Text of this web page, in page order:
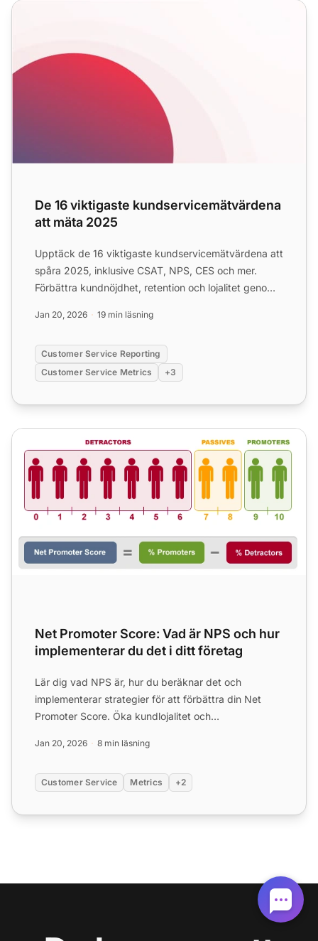
De 16 viktigaste kundservicemätvärdena att mäta 2025
De 16 viktigaste kundservicemätvärdena
att mäta 2025
Upptäck de 16 viktigaste kundservicemätvärdena att
spåra 2025, inklusive CSAT, NPS, CES och mer.
Förbättra kundnöjdhet, retention och lojalitet genom
Jan 20, 2026 19 min läsning
Customer Service Reporting
Customer Service Metrics
+3
Net Promoter Score: Vad är NPS och hur implementerar
Net Promoter Score: Vad är NPS och hur
implementerar du det i ditt företag
Lär dig vad NPS är, hur du beräknar det och
implementerar strategier för att förbättra din Net
Promoter Score. Öka kundlojalitet och
Jan 20, 2026 8 min läsning
Customer Service Metrics +2